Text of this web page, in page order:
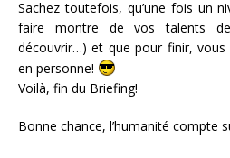
Sachez toutefois, qu’une fois un
faire montre de vos talents
découvrir…) et que pour finir, vous
en personne!
Voilà, fin du Briefing!
Bonne chance, l’humanité compte